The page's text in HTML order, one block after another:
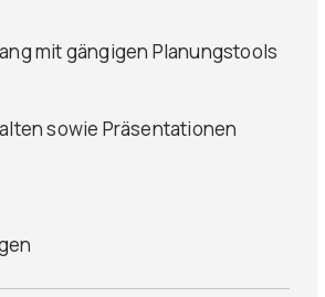
mit gängigen Planungstools
sowie Präsentationen